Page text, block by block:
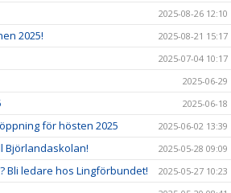
2025-08-26 12:10
2025! 2025-08-21 15:17
2025-07-04 10:17
2025-06-29
2025-06-18
för hösten 2025 2025-06-02 13:39
Björlandaskolan! 2025-05-28 09:09
Bli ledare hos Lingförbundet! 2025-05-27 10:23